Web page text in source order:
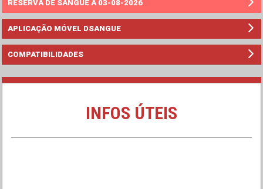
RESERVA DE SANGUE A 03-08-2026
APLICAÇÃO MÓVEL DSANGUE
COMPATIBILIDADES
INFOS ÚTEIS